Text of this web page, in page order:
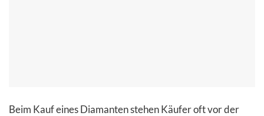
Beim Kauf eines Diamanten stehen Käufer oft vor der